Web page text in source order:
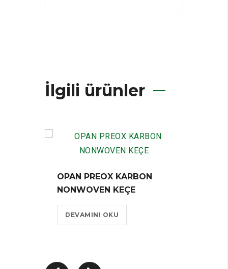
İlgili ürünler
OPAN PREOX KARBON
NONWOVEN KEÇE
DEVAMINI OKU